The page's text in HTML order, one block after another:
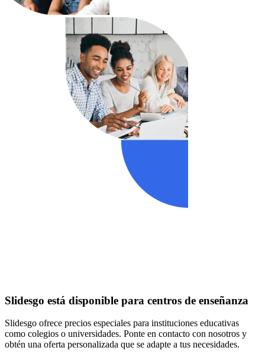
Slidesgo está disponible para centros de enseñanza
Slidesgo ofrece precios especiales para instituciones educativas
como colegios o universidades. Ponte en contacto con nosotros y
obtén una oferta personalizada que se adapte a tus necesidades.